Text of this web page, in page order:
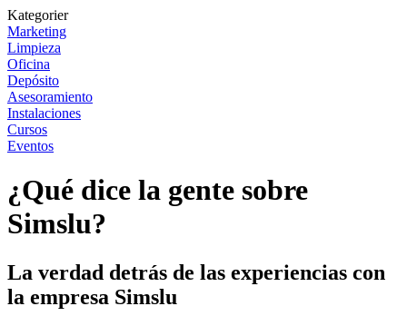
Kategorier
Marketing
Limpieza
Oficina
Depósito
Asesoramiento
Instalaciones
Cursos
Eventos
¿Qué dice la gente sobre
Simslu?
La verdad detrás de las experiencias con
la empresa Simslu